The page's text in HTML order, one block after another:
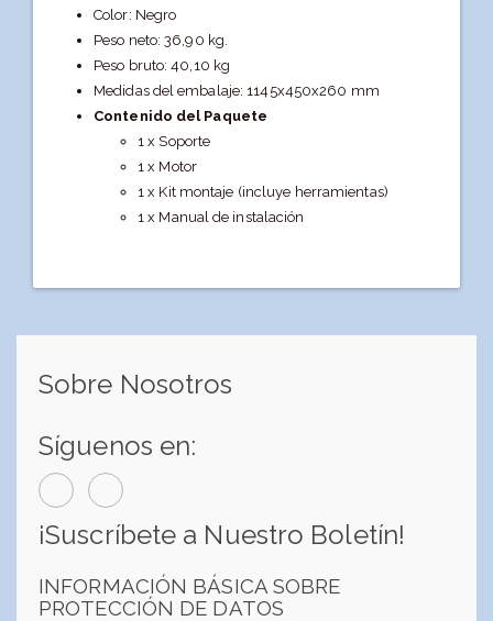
Color: Negro
Peso neto: 36,90 kg.
Peso bruto: 40,10 kg
Medidas del embalaje: 1145x450x260 mm
Contenido del Paquete
1 x Soporte
1 x Motor
1 x Kit montaje (incluye herramientas)
1 x Manual de instalación
Sobre Nosotros
Síguenos en:
¡Suscríbete a Nuestro Boletín!
INFORMACIÓN BÁSICA SOBRE
PROTECCIÓN DE DATOS